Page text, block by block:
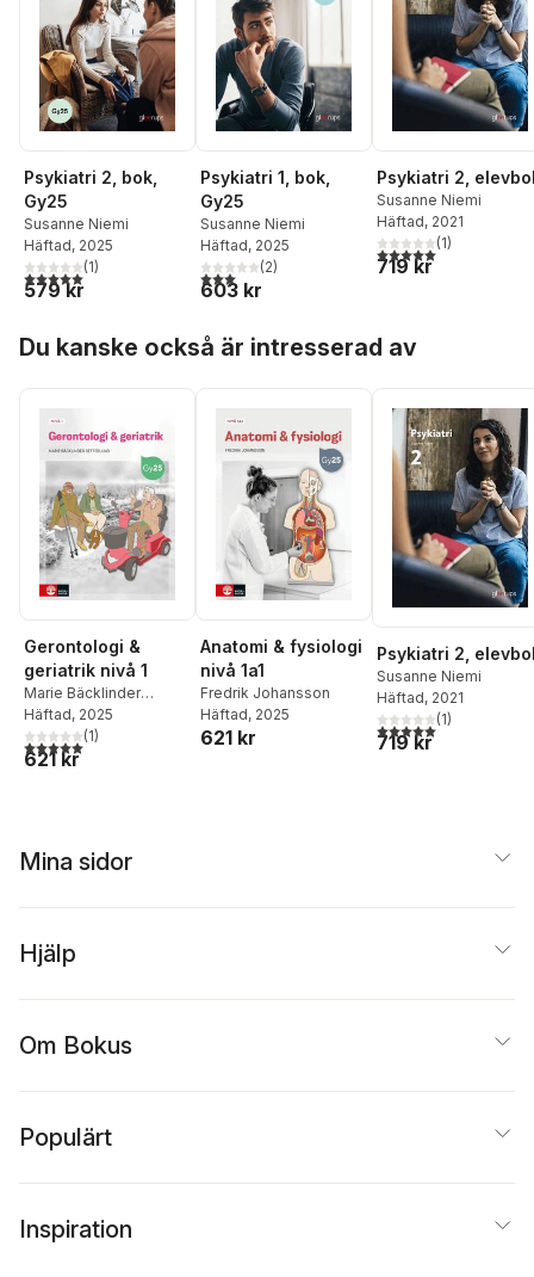
Psykiatri 2, bok,
Gy25
Susanne Niemi
Häftad, 2025
5,0utav 5 stjärnor. Totalt antal röster:
(1)
579 kr
Psykiatri 1, bok,
Gy25
Susanne Niemi
Häftad, 2025
3,0utav 5 stjärnor. Totalt antal röster:
(2)
603 kr
Psykiatri 2,
Susanne Niemi
Häftad, 2021
5,0utav 5 stjärnor.
(1)
719 kr
Du kanske också är intresserad av
Gerontologi &
geriatrik nivå 1
Marie Bäcklinder
Setterlund
Häftad, 2025
5,0utav 5 stjärnor. Totalt antal röster:
(1)
621 kr
Anatomi & fysiologi
nivå 1a1
Fredrik Johansson
Häftad, 2025
621 kr
Psykiatri 2,
Susanne Niemi
Häftad, 2021
5,0utav 5 stjärnor.
(1)
719 kr
Mina sidor
Hjälp
Om Bokus
Populärt
Inspiration